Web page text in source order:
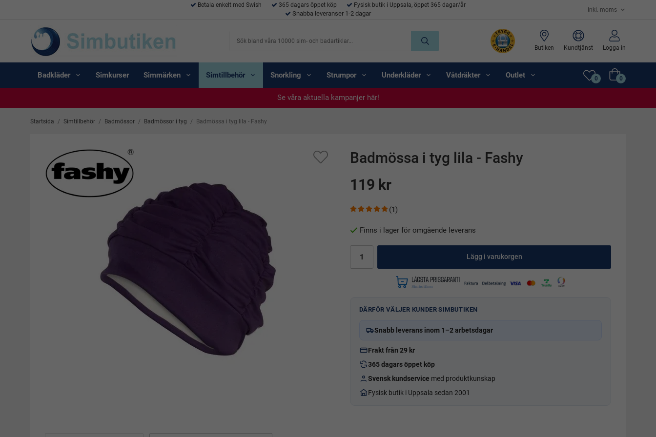
Betala enkelt med Swish 365 dagars öppet köp Fysisk butik i Uppsala, öppet 365 dagar/år
Snabba leveranser 1-2 dagar
Butiken Kundtjänst Logga in
Badkläder Simkurser Simmärken Simtillbehör Snorkling Strumpor Underkläder Våtdräkter Outlet 0 0
Se våra aktuella kampanjer här!
Se våra aktuella kampanjer här!
Se våra aktuella kampanjer här!
Se våra aktuella kampanjer här!
Startsida / Simtillbehör / Badmössor / Badmössor i tyg / Badmössa i tyg lila - Fashy
Badmössa i tyg lila - Fashy
119 kr
(1)
Finns i lager för omgående leverans
Lägg i varukorgen
DÄRFÖR VÄLJER KUNDER SIMBUTIKEN
Snabb leverans inom 1–2 arbetsdagar
Frakt från 29 kr
365 dagars öppet köp
Svensk kundservice med produktkunskap
Fysisk butik i Uppsala sedan 2001